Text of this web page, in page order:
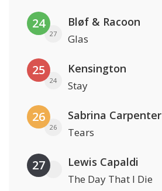
24
27
Bløf & Racoon
Glas
25
24
Kensington
Stay
26
26
Sabrina Carpenter
Tears
27 Lewis Capaldi
The Day That I Die